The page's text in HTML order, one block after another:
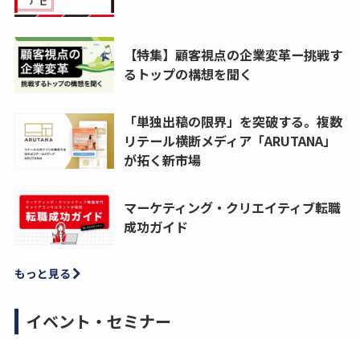
【特集】顧客視点の企業変革ー挑戦す
るトップの構想を聞く
「単独出稿の限界」を突破する。複数
リテール横断メディア「ARUTANA」
が拓く新市場
マーケティング・クリエイティブ転職
成功ガイド
もっと見る
イベント・セミナー